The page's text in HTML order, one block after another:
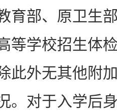
部、原卫生部
等学校招生体
此外无其他附
。对于入学后